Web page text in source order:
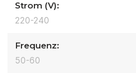
Strom (V):
220-240
Frequenz:
50-60